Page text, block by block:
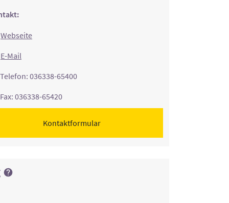
Webseite
E-Mail
036338-65400
036338-65420
Kontaktformular